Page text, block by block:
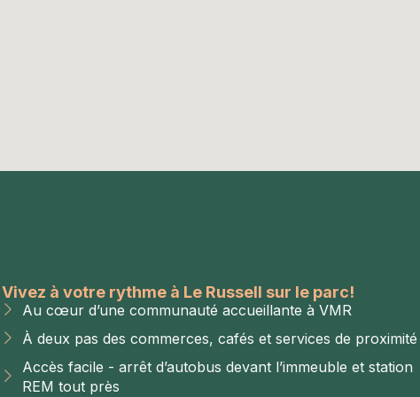
Vivez à votre rythme à Le Russell sur le parc!
Au cœur d’une communauté accueillante à VMR
À deux pas des commerces, cafés et services de proximité
Accès facile - arrêt d’autobus devant l’immeuble et station
REM tout près